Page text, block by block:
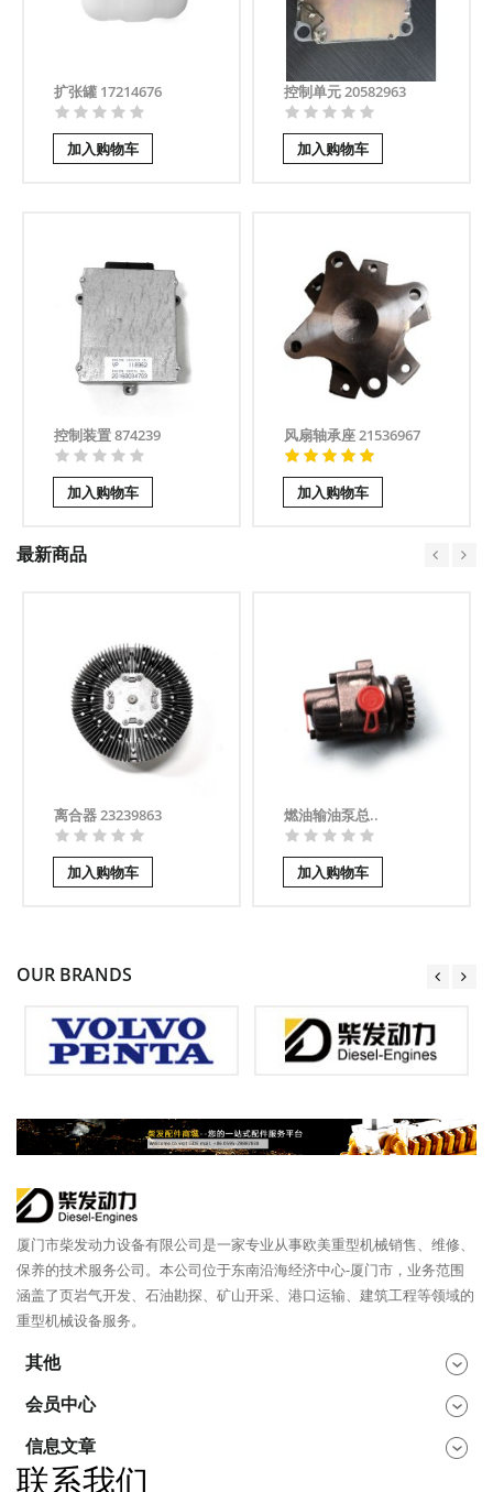
扩张罐 17214676
加入购物车
控制单元 20582963
加入购物车
控制装置 874239
加入购物车
风扇轴承座 21536967
加入购物车
最新商品
离合器 23239863
加入购物车
燃油输油泵总..
加入购物车
OUR BRANDS
厦门市柴发动力设备有限公司是一家专业从事欧美重型机械销售、维修、
保养的技术服务公司。本公司位于东南沿海经济中心-厦门市，业务范围
涵盖了页岩气开发、石油勘探、矿山开采、港口运输、建筑工程等领域的
重型机械设备服务。
其他
会员中心
信息文章
联系我们